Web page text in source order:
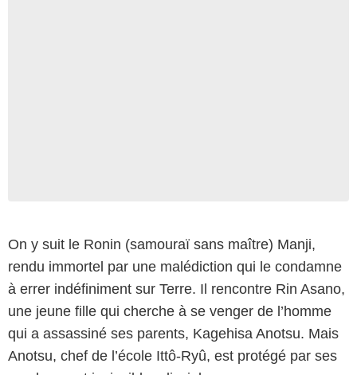
On y suit le Ronin (samouraï sans maître) Manji,
rendu immortel par une malédiction qui le condamne
à errer indéfiniment sur Terre. Il rencontre Rin Asano,
une jeune fille qui cherche à se venger de l’homme
qui a assassiné ses parents, Kagehisa Anotsu. Mais
Anotsu, chef de l’école Ittô-Ryû, est protégé par ses